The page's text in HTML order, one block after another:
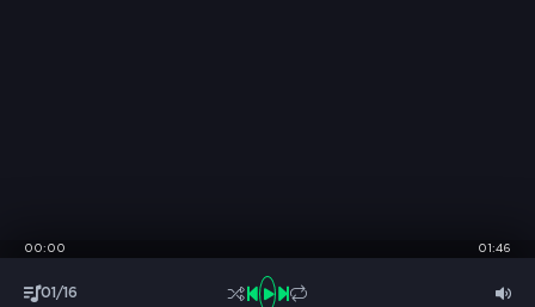
01/16
00:00 01:46